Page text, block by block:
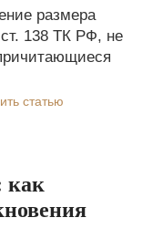
размера
138 ТК РФ, не
статью
как